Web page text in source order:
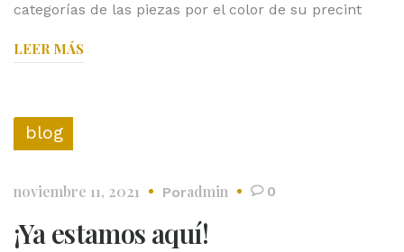
categorías de las piezas por el color de su precint
LEER MÁS
blog
noviembre 11, 2021 Poradmin 0
¡Ya estamos aquí!